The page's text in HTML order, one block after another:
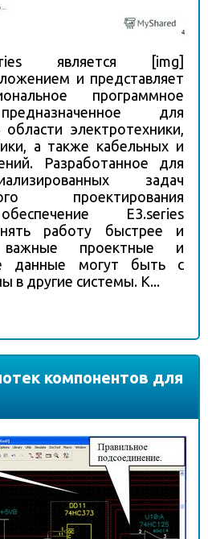
является [img]
и представляет
программное
для
электротехники,
а также кабельных и
Разработанное для
задач
проектирования
E3.series
работу быстрее и
проектные и
данные могут быть с
в другие системы. К...
компонентов для